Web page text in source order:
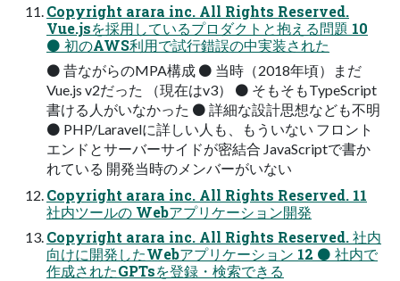
Copyright arara inc. All Rights Reserved.
Vue.jsを採用しているプロダクトと抱える問題 10
⚫ 初のAWS利用で試行錯誤の中実装された
⚫ 昔ながらのMPA構成 ⚫ 当時（2018年頃）まだ
Vue.js v2だった （現在はv3） ⚫ そもそもTypeScript
書ける人がいなかった ⚫ 詳細な設計思想なども不明
⚫ PHP/Laravelに詳しい人も、もういない フロント
エンドとサーバーサイドが密結合 JavaScriptで書か
れている 開発当時のメンバーがいない
Copyright arara inc. All Rights Reserved. 11
社内ツールの Webアプリケーション開発
Copyright arara inc. All Rights Reserved. 社内
向けに開発したWebアプリケーション 12 ⚫ 社内で
作成されたGPTsを登録・検索できる